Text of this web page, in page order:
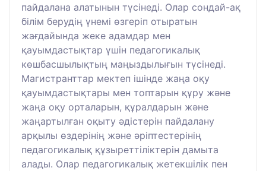
пайдалана алатынын түсінеді. Олар сондай-ақ
білім берудің үнемі өзгеріп отыратын
жағдайында жеке адамдар мен
қауымдастықтар үшін педагогикалық
көшбасшылықтың маңыздылығын түсінеді.
Магистранттар мектеп ішінде жаңа оқу
қауымдастықтары мен топтарын құру және
жаңа оқу орталарын, құралдарын және
жаңартылған оқыту әдістерін пайдалану
арқылы өздерінің және әріптестерінің
педагогикалық құзыреттіліктерін дамыта
алады. Олар педагогикалық жетекшілік пен